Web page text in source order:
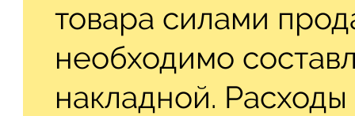
товара силами
необходимо
накладной.